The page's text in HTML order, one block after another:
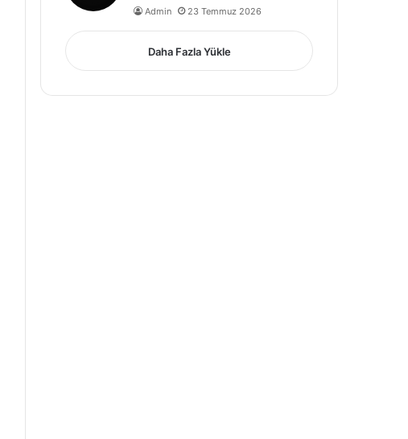
Admin 23 Temmuz 2026
Daha Fazla Yükle